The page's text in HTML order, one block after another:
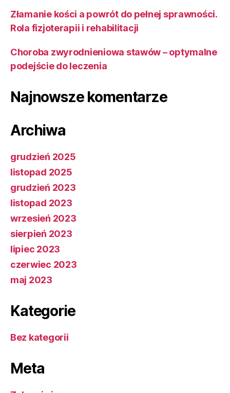
Złamanie kości a powrót do pełnej sprawności.
Rola fizjoterapii i rehabilitacji
Choroba zwyrodnieniowa stawów – optymalne
podejście do leczenia
Najnowsze komentarze
Archiwa
grudzień 2025
listopad 2025
grudzień 2023
listopad 2023
wrzesień 2023
sierpień 2023
lipiec 2023
czerwiec 2023
maj 2023
Kategorie
Bez kategorii
Meta